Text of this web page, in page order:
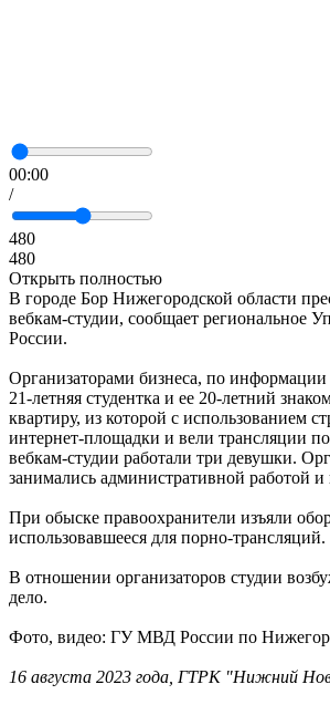
00:00
/
480
480
Открыть полностью
В городе Бор Нижегородской области
вебкам-студии, сообщает региональное
России.
Организаторами бизнеса, по
21-летняя студентка и ее 20-летний
квартиру, из которой с использованием
интернет-площадки и вели трансляции
вебкам-студии работали три девушки.
занимались административной работой
При обыске правоохранители изъяли
использовавшееся для порно-трансляций.
В отношении организаторов студии
дело.
Фото, видео: ГУ МВД России по
16 августа 2023 года, ГТРК "Нижний